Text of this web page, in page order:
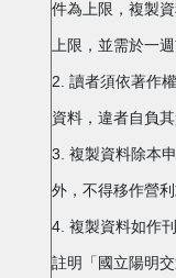
件為上限，複製
上限，並需於一週
2. 讀者須依著作
資料，違者自負其
3. 複製資料除本
外，不得移作營利
4. 複製資料如作
註明「國立陽明交